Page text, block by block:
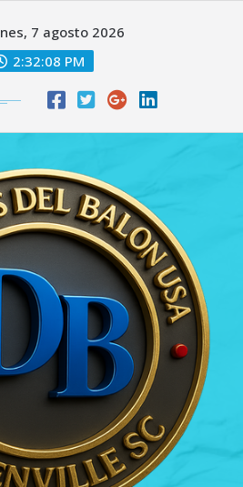
7 agosto 2026
2:32:09 PM